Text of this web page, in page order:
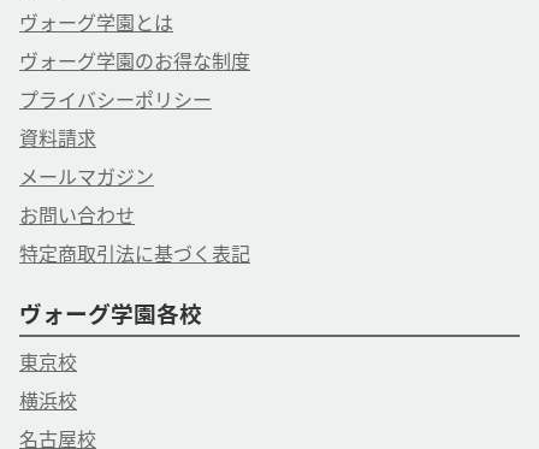
ヴォーグ学園とは
ヴォーグ学園のお得な制度
プライバシーポリシー
資料請求
メールマガジン
お問い合わせ
特定商取引法に基づく表記
ヴォーグ学園各校
東京校
横浜校
名古屋校